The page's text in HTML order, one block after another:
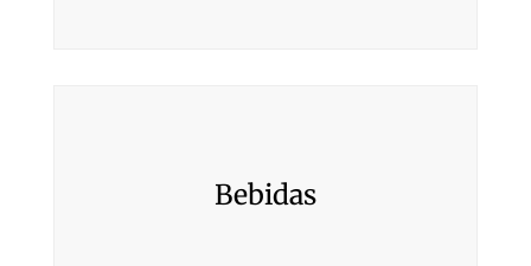
Bebidas